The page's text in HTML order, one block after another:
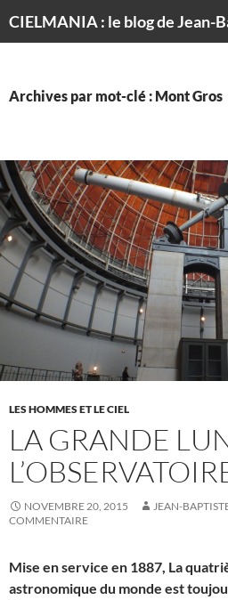
Archives par mot-clé : Mont Gros
LES HOMMES ET LE CIEL
LA GRANDE
NOVEMBRE 20, 2015 JEAN-
COMMENTAIRE
Mise en service en 1887, La
astronomique du monde est